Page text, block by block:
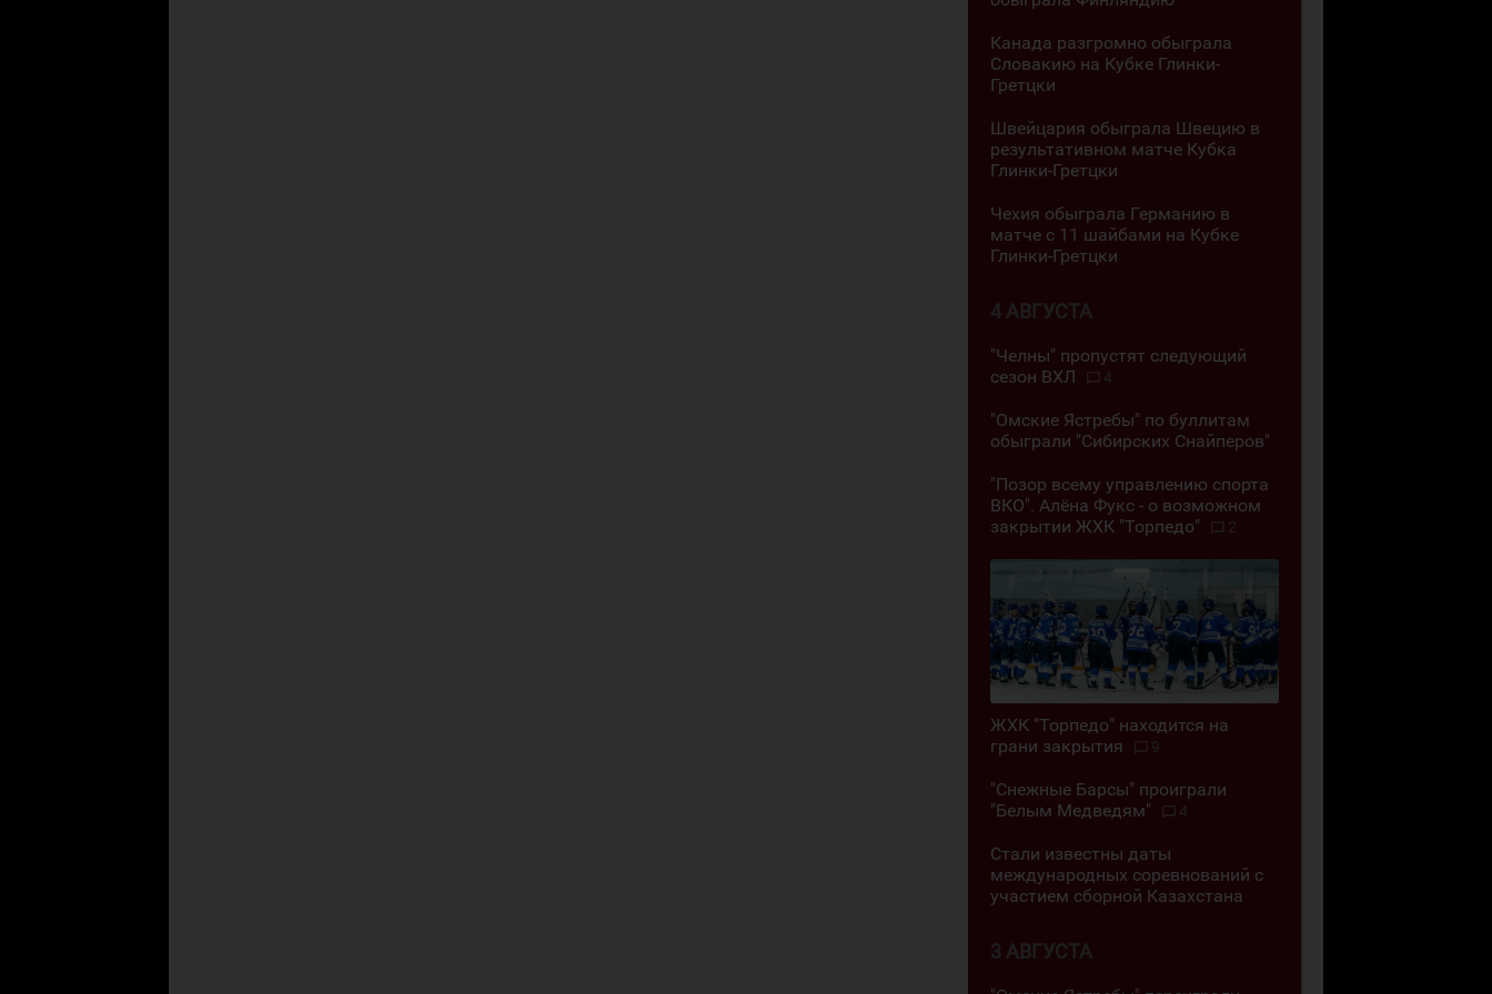
Канада разгромно обыграла
Словакию на Кубке Глинки-
Гретцки
Швейцария обыграла Швецию в
результативном матче Кубка
Глинки-Гретцки
Чехия обыграла Германию в
матче с 11 шайбами на Кубке
Глинки-Гретцки
4 АВГУСТА
"Челны" пропустят следующий
сезон ВХЛ
4
"Омские Ястребы" по буллитам
обыграли "Сибирских Снайперов"
"Позор всему управлению спорта
ВКО". Алёна Фукс - о возможном
закрытии ЖХК "Торпедо"
2
ЖХК "Торпедо" находится на
грани закрытия
9
"Снежные Барсы" проиграли
"Белым Медведям"
4
Стали известны даты
международных соревнований с
участием сборной Казахстана
3 АВГУСТА